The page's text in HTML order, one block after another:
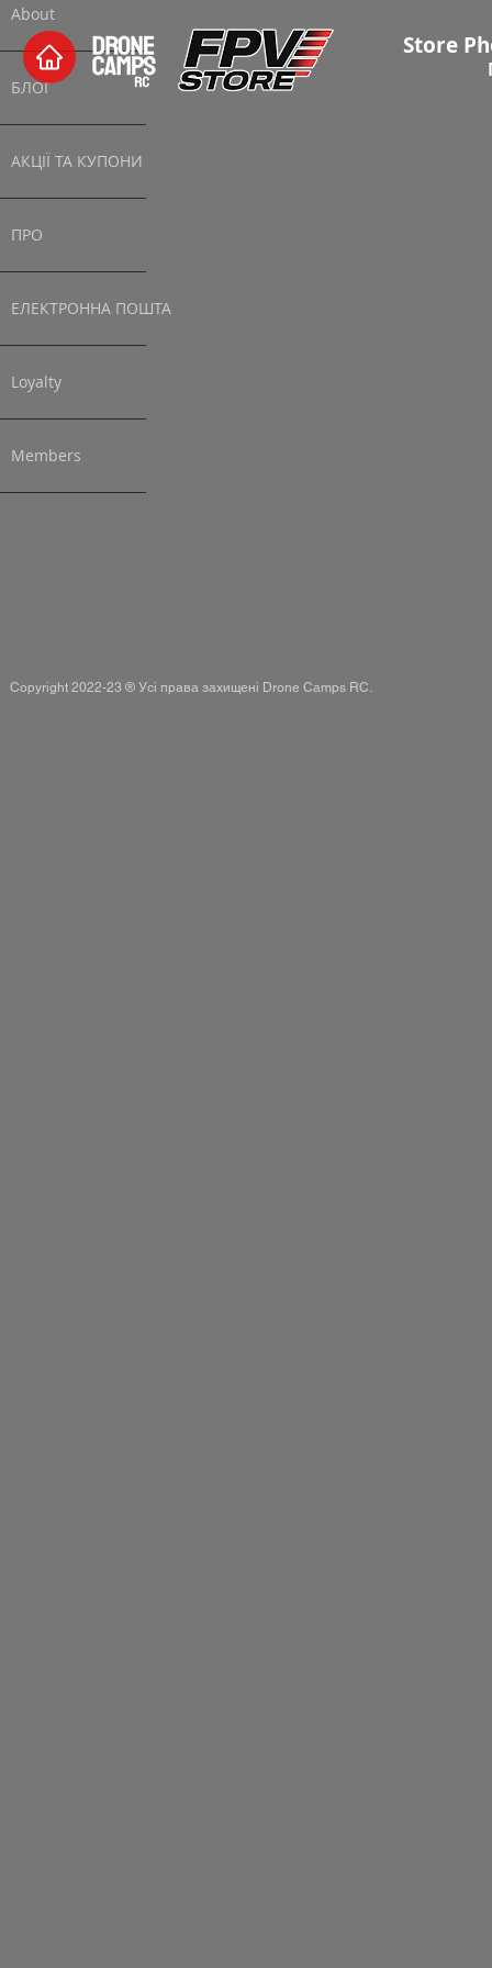
Store
About
БЛОГ
АКЦІЇ ТА КУПОНИ
ПРО
ЕЛЕКТРОННА ПОШТА
Loyalty
Members
Copyright 2022-23 ® Усі права захищені Drone Camps RC.